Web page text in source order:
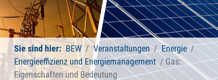
Sie sind hier: BEW Veranstaltungen
Energie
Energieeffizienz und Energiemanagement
Gas:
Eigenschaften und Bedeutung